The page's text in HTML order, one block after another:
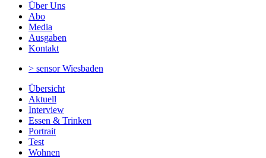
Über Uns
Abo
Media
Ausgaben
Kontakt
> sensorWiesbaden
Übersicht
Aktuell
Interview
Essen & Trinken
Portrait
Test
Wohnen